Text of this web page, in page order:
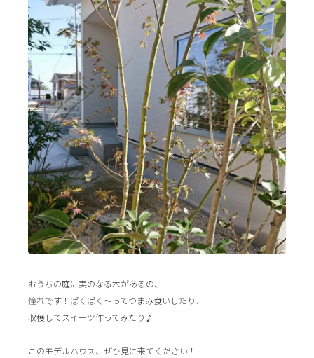
おうちの庭に実のなる木があるの、
憧れです！ぱくぱく～ってつまみ食いしたり、
収穫してスイーツ作ってみたり♪
このモデルハウス、ぜひ見に来てください！